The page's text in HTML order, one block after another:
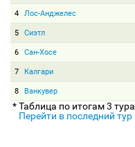
4 Лос-Анджелес
5 Сиэтл
6 Сан-Хосе
7 Калгари
8 Ванкувер
* Таблица по итогам 3 тура
Перейти в последний тур